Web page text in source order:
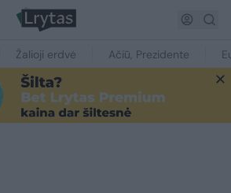
Žalioji erdvė Ačiū, Prezidente